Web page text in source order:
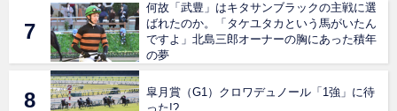
何故「武豊」はキタサンブラックの主戦に選
ばれたのか。「タケユタカという馬がいたん
ですよ」北島三郎オーナーの胸にあった積年
の夢
皐月賞（G1）クロワデュノール「1強」に待
った!?